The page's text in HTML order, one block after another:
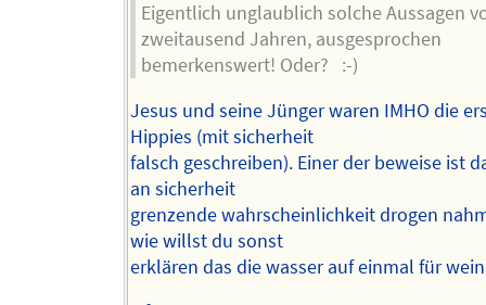
Eigentlich unglaublich solche Aussagen
zweitausend Jahren, ausgesprochen
bemerkenswert! Oder? :-)
Jesus und seine Jünger waren IMHO die
Hippies (mit sicherheit
falsch geschreiben). Einer der beweise ist
an sicherheit
grenzende wahrscheinlichkeit drogen
wie willst du sonst
erklären das die wasser auf einmal für